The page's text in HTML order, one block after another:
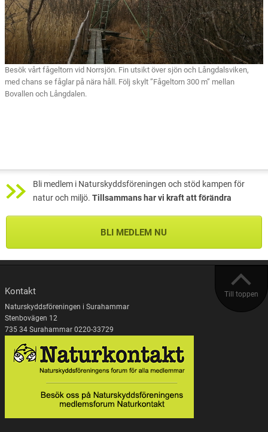
Besök vårt fågeltorn vid Norrsjön. Fin utsikt över sjön och Långdalsviken,
med chans se fåglar på nära håll. Följ skylt ”Fågeltorn 300 m” mellan
Bovallen och Långdalen.
Bli medlem i Naturskyddsföreningen och stöd kampen för
natur och miljö. Tillsammans har vi kraft att förändra
BLI MEDLEM NU
Till toppen
Kontakt
Naturskyddsföreningen i Surahammar
Stenbovägen 12
735 34 Surahammar 0220-33729